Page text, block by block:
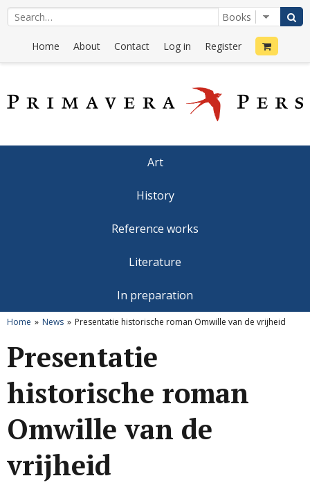
Home About Contact Log in Register
Art
History
Reference works
Literature
In preparation
Home News Presentatie historische roman Omwille van de vrijheid
Presentatie
historische roman
Omwille van de
vrijheid